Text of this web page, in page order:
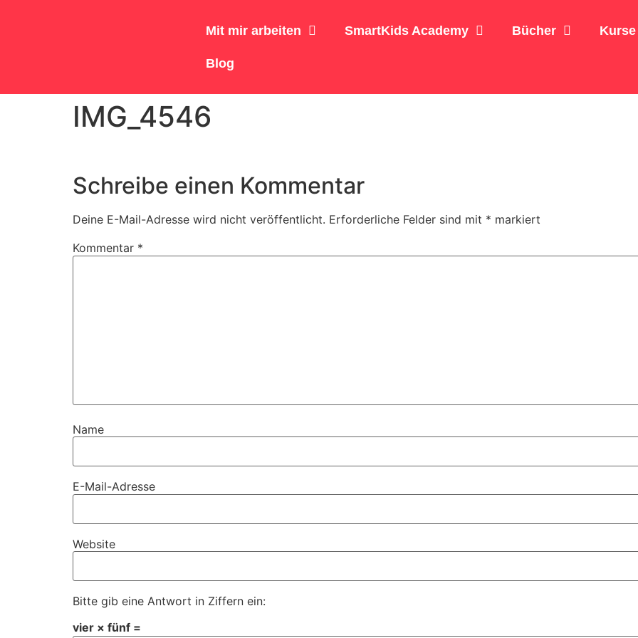
Mit mir arbeiten SmartKids Academy Bücher Kurse
Blog
IMG_4546
Schreibe einen Kommentar
Deine E-Mail-Adresse wird nicht veröffentlicht. Erforderliche Felder sind mit * markiert
Kommentar *
Name
E-Mail-Adresse
Website
Bitte gib eine Antwort in Ziffern ein:
vier × fünf =